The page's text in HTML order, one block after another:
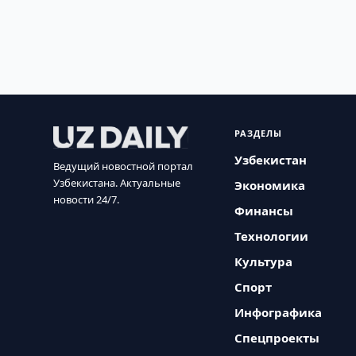
Ведущий новостной портал
Узбекистана. Актуальные
новости 24/7.
РАЗДЕЛЫ
Узбекистан
Экономика
Финансы
Технологии
Культура
Спорт
Инфографика
Спецпроекты